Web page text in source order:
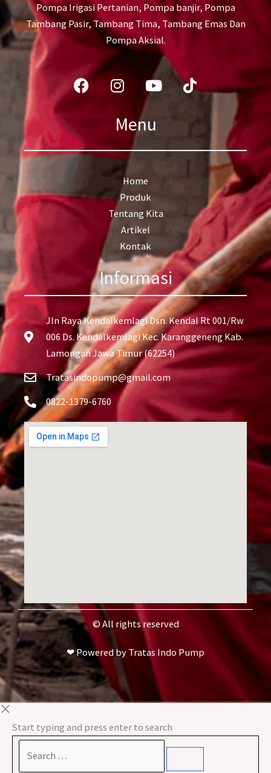
Pompa Irigasi Pertanian, Pompa banjir, Pompa
Tambang Pasir, Tambang Tima, Tambang Emas Dan
Pompa Aksial.
FacebookInstagram
YoutubeTiktok
Menu
Home
Produk
Tentang Kita
Artikel
Kontak
Informasi
Jln Raya Kendalkemlagi Dsn. Kendal Rt 001/Rw
006 Ds. Kendalkemlagi Kec. Karanggeneng Kab.
Lamongan Jawa Timur (62254)
Tratasindopump@gmail.com
0822-1379-6760
© All rights reserved
❤ Powered by Tratas Indo Pump
Start typing and press enter to search